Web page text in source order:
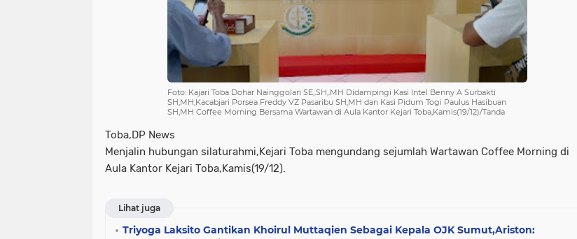
Foto: Kajari Toba Dohar Nainggolan SE,.SH,.MH Didampingi Kasi Intel Benny A Surbakti
SH,MH,Kacabjari Porsea Freddy VZ Pasaribu SH,MH dan Kasi Pidum Togi Paulus Hasibuan
SH,MH Coffee Morning Bersama Wartawan di Aula Kantor Kejari Toba,Kamis(19/12)/Tanda
Toba,DP News
Menjalin hubungan silaturahmi,Kejari Toba mengundang sejumlah Wartawan Coffee Morning di
Aula Kantor Kejari Toba,Kamis(19/12).
Lihat juga
Triyoga Laksito Gantikan Khoirul Muttaqien Sebagai Kepala OJK Sumut,Ariston: